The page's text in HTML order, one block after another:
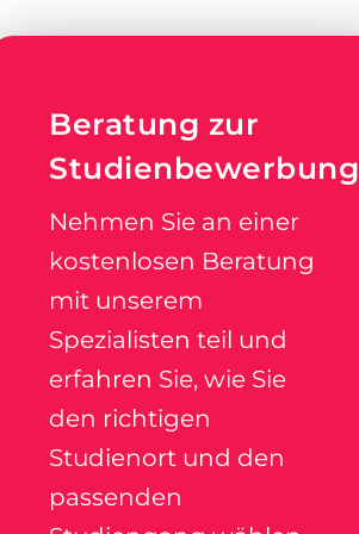
Beratung zur
Studienbewerbung
Nehmen Sie an einer
kostenlosen Beratung
mit unserem
Spezialisten teil und
erfahren Sie, wie Sie
den richtigen
Studienort und den
passenden